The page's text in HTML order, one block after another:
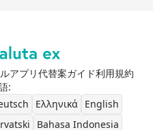
アプリ代替案ガイド利用規約
:
Ελληνικά
English
Bahasa Indonesia